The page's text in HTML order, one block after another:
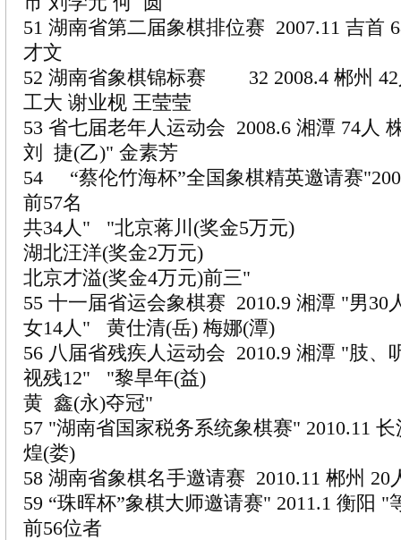
51 湖南省第二届象棋排位赛 2007.11 吉首
才文
52 湖南省象棋锦标赛 32 2008.4 郴州 42
工大 谢业枧 王莹莹
53 省七届老年人运动会 2008.6 湘潭 74人
刘 捷(乙)" 金素芳
54 “蔡伦竹海杯”全国象棋精英邀请赛
前57名
共34人" "北京蒋川(奖金5万元)
湖北汪洋(奖金2万元)
北京才溢(奖金4万元)前三"
55 十一届省运会象棋赛 2010.9 湘潭 "男30
女14人" 黄仕清(岳) 梅娜(潭)
56 八届省残疾人运动会 2010.9 湘潭 "肢、
视残12" "黎旱年(益)
黄 鑫(永)夺冠"
57 "湖南省国家税务系统象棋赛" 2010.11
煌(娄)
58 湖南省象棋名手邀请赛 2010.11 郴州
59 “珠晖杯”象棋大师邀请赛" 2011.1 衡阳 "
前56位者